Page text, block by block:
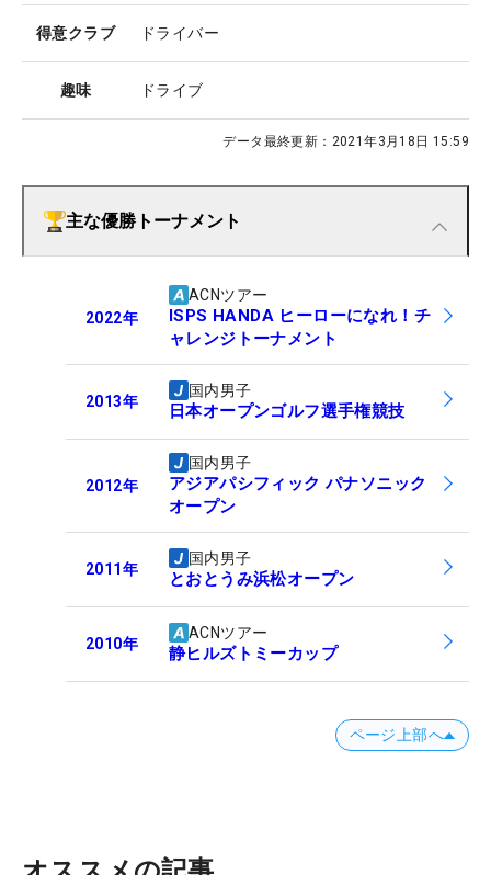
得意クラブ ドライバー
趣味 ドライブ
データ最終更新： 2021年3月18日 15:59
主な優勝トーナメント
2022年
ACNツアー
ISPS HANDA ヒーローになれ！チ
ャレンジトーナメント
2013年
国内男子
日本オープンゴルフ選手権競技
2012年
国内男子
アジアパシフィック パナソニック
オープン
2011年
国内男子
とおとうみ浜松オープン
2010年
ACNツアー
静ヒルズトミーカップ
ページ上部へ